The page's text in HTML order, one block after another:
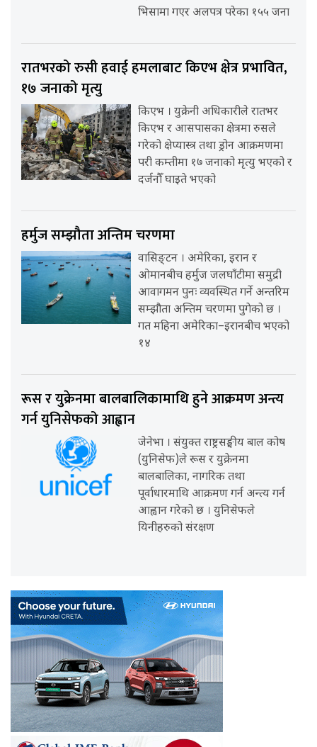
भिसामा गएर अलपत्र परेका १५५ जना
रातभरको रुसी हवाई हमलाबाट किएभ क्षेत्र प्रभावित,
१७ जनाको मृत्यु
किएभ । युक्रेनी अधिकारीले रातभर
किएभ र आसपासका क्षेत्रमा रुसले
गरेको क्षेप्यास्त्र तथा ड्रोन आक्रमणमा
परी कम्तीमा १७ जनाको मृत्यु भएको र
दर्जनौँ घाइते भएको
हर्मुज सम्झौता अन्तिम चरणमा
वासिङ्टन । अमेरिका, इरान र
ओमानबीच हर्मुज जलघाँटीमा समुद्री
आवागमन पुनः व्यवस्थित गर्ने अन्तरिम
सम्झौता अन्तिम चरणमा पुगेको छ ।
गत महिना अमेरिका–इरानबीच भएको
१४
रूस र युक्रेनमा बालबालिकामाथि हुने आक्रमण अन्त्य
गर्न युनिसेफको आह्वान
जेनेभा । संयुक्त राष्ट्रसङ्घीय बाल कोष
(युनिसेफ)ले रूस र युक्रेनमा
बालबालिका, नागरिक तथा
पूर्वाधारमाथि आक्रमण गर्न अन्त्य गर्न
आह्वान गरेको छ । युनिसेफले
यिनीहरुको संरक्षण